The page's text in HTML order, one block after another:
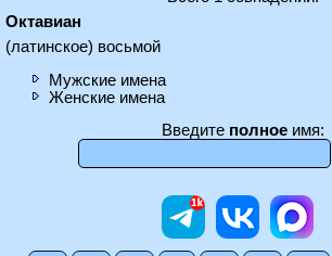
Октавиан
(латинское) восьмой
Мужские имена
Женские имена
Введите полное имя: